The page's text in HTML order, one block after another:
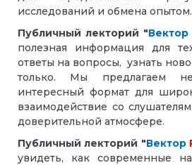
исследований и обмена опытом.
Публичный лекторий "Вектор
полезная информация для
ответы на вопросы, узнать
только. Мы предлагаем
интересный формат для
взаимодействие со
доверительной атмосфере.
Публичный лекторий "Вектор
увидеть, как современные